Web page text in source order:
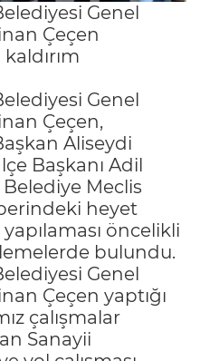
Genel
Çeçen
Genel
Çeçen,
Aliseydi
Başkanı Adil
Meclis
heyet
yapılaması öncelikli
bulundu.
Genel
Çeçen yaptığı
çalışmalar
Sanayii